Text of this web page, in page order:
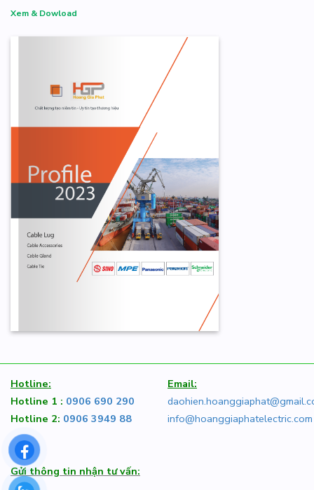
Xem & Dowload
Hotline:
Hotline 1 : 0906 690 290
Hotline 2: 0906 3949 88
Email:
info@hoanggiaphatelectric.com
Gửi thông tin nhận tư vấn: